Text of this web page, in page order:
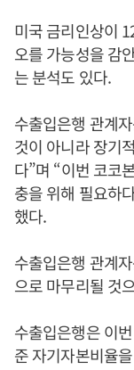
미국 금리인상이
오를 가능성을 감
는 분석도 있다.
수출입은행 관계
것이 아니라 장기
다”며 “이번 코코
충을 위해 필요하
했다.
수출입은행 관계
으로 마무리될 것
수출입은행은 이
준 자기자본비율